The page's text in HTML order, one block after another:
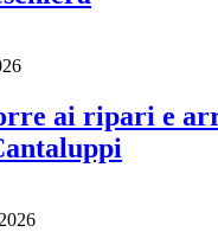
ai ripari e